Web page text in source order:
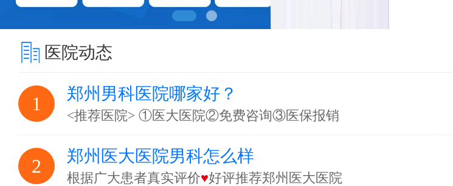
医院动态
1 郑州男科医院哪家好？
<推荐医院> ①医大医院②免费咨询③医保报销
2 郑州医大医院男科怎么样
根据广大患者真实评价♥好评推荐郑州医大医院